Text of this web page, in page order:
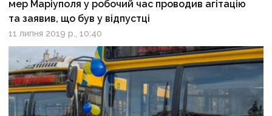
мер Маріуполя у робочий час проводив агітацію
та заявив, що був у відпустці
11 липня 2019 р., 10:40